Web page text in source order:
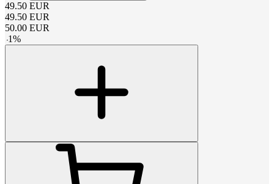
49.50 EUR
49.50 EUR
50.00 EUR
-1%